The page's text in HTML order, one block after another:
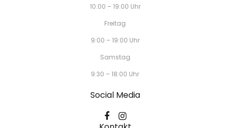
10:00 – 19:00 Uhr
Freitag
9:00 – 19:00 Uhr
Samstag
9:30 – 18:00 Uhr
Social Media